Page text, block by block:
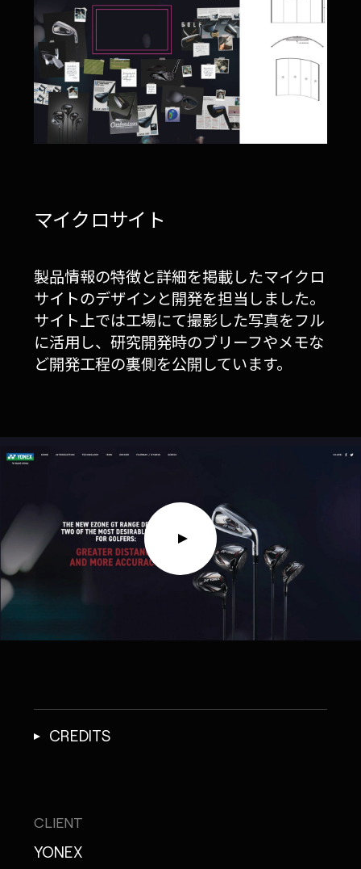
マイクロサイト
製品情報の特徴と詳細を掲載したマイクロ
サイトのデザインと開発を担当しました。
サイト上では工場にて撮影した写真をフル
に活用し、研究開発時のブリーフやメモな
ど開発工程の裏側を公開しています。
CREDITS
CLIENT
YONEX